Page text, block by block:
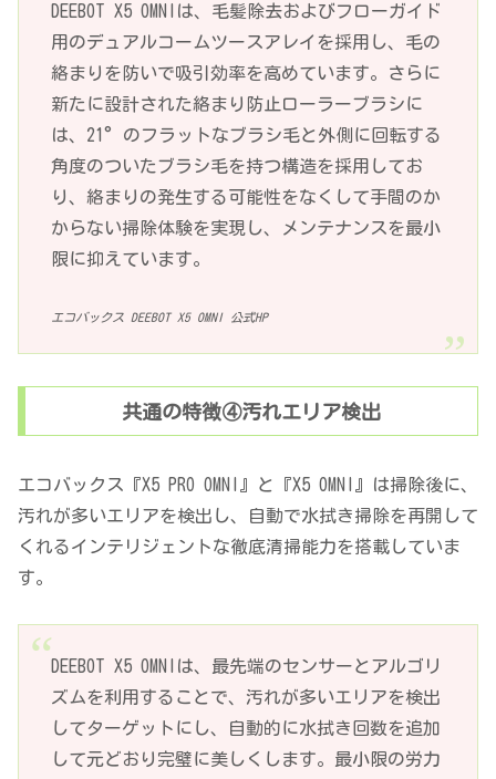
DEEBOT X5 OMNIは、毛髪除去およびフローガイド
用のデュアルコームツースアレイを採用し、毛の
絡まりを防いで吸引効率を高めています。さらに
新たに設計された絡まり防止ローラーブラシに
は、21°のフラットなブラシ毛と外側に回転する
角度のついたブラシ毛を持つ構造を採用してお
り、絡まりの発生する可能性をなくして手間のか
からない掃除体験を実現し、メンテナンスを最小
限に抑えています。
エコバックス DEEBOT X5 OMNI 公式HP
共通の特徴④汚れエリア検出
エコバックス『X5 PRO OMNI』と『X5 OMNI』は掃除後に、
汚れが多いエリアを検出し、自動で水拭き掃除を再開して
くれるインテリジェントな徹底清掃能力を搭載していま
す。
DEEBOT X5 OMNIは、最先端のセンサーとアルゴリ
ズムを利用することで、汚れが多いエリアを検出
してターゲットにし、自動的に水拭き回数を追加
して元どおり完璧に美しくします。最小限の労力